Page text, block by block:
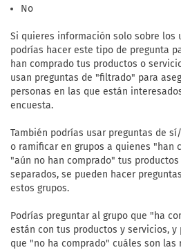
No
Si quieres información solo sobre los
podrías hacer este tipo de pregunta
han comprado tus productos o
usan preguntas de "filtrado" para
personas en las que están
encuesta.
También podrías usar preguntas de
o ramificar en grupos a quienes "han
"aún no han comprado" tus productos
separados, se pueden hacer
estos grupos.
Podrías preguntar al grupo que "ha
están con tus productos y servicios,
que "no ha comprado" cuáles son las